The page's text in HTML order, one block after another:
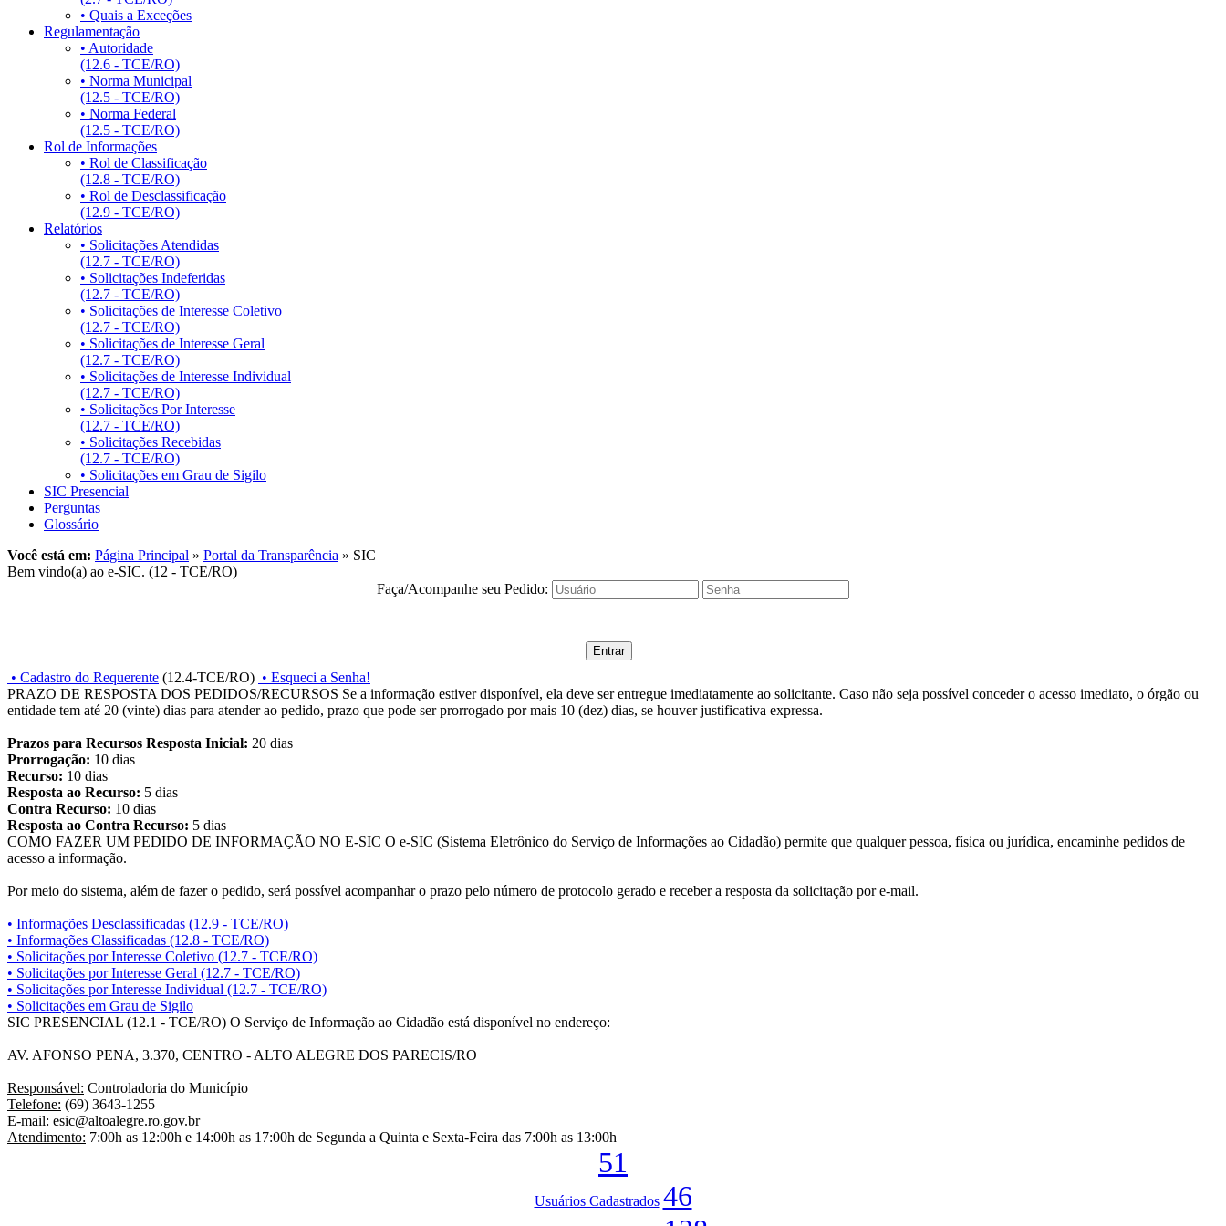
• Quais a Exceções
Regulamentação
• Autoridade
(12.6 - TCE/RO)
• Norma Municipal
(12.5 - TCE/RO)
• Norma Federal
(12.5 - TCE/RO)
Rol de Informações
• Rol de Classificação
(12.8 - TCE/RO)
• Rol de Desclassificação
(12.9 - TCE/RO)
Relatórios
• Solicitações Atendidas
(12.7 - TCE/RO)
• Solicitações Indeferidas
(12.7 - TCE/RO)
• Solicitações de Interesse Coletivo
(12.7 - TCE/RO)
• Solicitações de Interesse Geral
(12.7 - TCE/RO)
• Solicitações de Interesse Individual
(12.7 - TCE/RO)
• Solicitações Por Interesse
(12.7 - TCE/RO)
• Solicitações Recebidas
(12.7 - TCE/RO)
• Solicitações em Grau de Sigilo
SIC Presencial
Perguntas
Glossário
Você está em: Página Principal » Portal da Transparência » SIC
Bem vindo(a) ao e-SIC. (12 - TCE/RO)
Faça/Acompanhe seu Pedido:
• Cadastro do Requerente (12.4-TCE/RO) • Esqueci a Senha!
PRAZO DE RESPOSTA DOS PEDIDOS/RECURSOS Se a informação estiver disponível, ela deve ser entregue imediatamente ao solicitante. Caso não seja possível conceder o acesso imediato, o órgão ou
entidade tem até 20 (vinte) dias para atender ao pedido, prazo que pode ser prorrogado por mais 10 (dez) dias, se houver justificativa expressa.
Prazos para Recursos Resposta Inicial: 20 dias
Prorrogação: 10 dias
Recurso: 10 dias
Resposta ao Recurso: 5 dias
Contra Recurso: 10 dias
Resposta ao Contra Recurso: 5 dias
COMO FAZER UM PEDIDO DE INFORMAÇÃO NO E-SIC O e-SIC (Sistema Eletrônico do Serviço de Informações ao Cidadão) permite que qualquer pessoa, física ou jurídica, encaminhe pedidos de
acesso a informação.
Por meio do sistema, além de fazer o pedido, será possível acompanhar o prazo pelo número de protocolo gerado e receber a resposta da solicitação por e-mail.
• Informações Desclassificadas (12.9 - TCE/RO)
• Informações Classificadas (12.8 - TCE/RO)
• Solicitações por Interesse Coletivo (12.7 - TCE/RO)
• Solicitações por Interesse Geral (12.7 - TCE/RO)
• Solicitações por Interesse Individual (12.7 - TCE/RO)
• Solicitações em Grau de Sigilo
SIC PRESENCIAL (12.1 - TCE/RO) O Serviço de Informação ao Cidadão está disponível no endereço:
AV. AFONSO PENA, 3.370, CENTRO - ALTO ALEGRE DOS PARECIS/RO
Responsável: Controladoria do Município
Telefone: (69) 3643-1255
E-mail: esic@altoalegre.ro.gov.br
Atendimento: 7:00h as 12:00h e 14:00h as 17:00h de Segunda a Quinta e Sexta-Feira das 7:00h as 13:00h
51
Usuários Cadastrados 46